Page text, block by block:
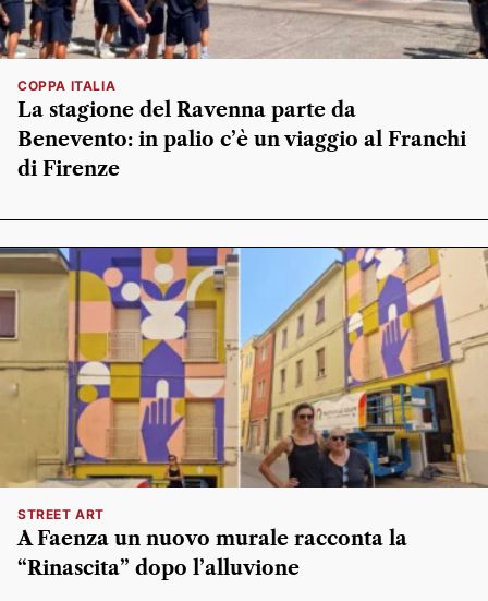
COPPA ITALIA
La stagione del Ravenna parte da
Benevento: in palio c’è un viaggio al Franchi
di Firenze
STREET ART
A Faenza un nuovo murale racconta la
“Rinascita” dopo l’alluvione